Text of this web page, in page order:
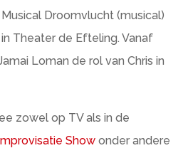
Musical Droomvlucht (musical)
in Theater de Efteling. Vanaf
Loman de rol van Chris in
zowel op TV als in de
Show onder andere